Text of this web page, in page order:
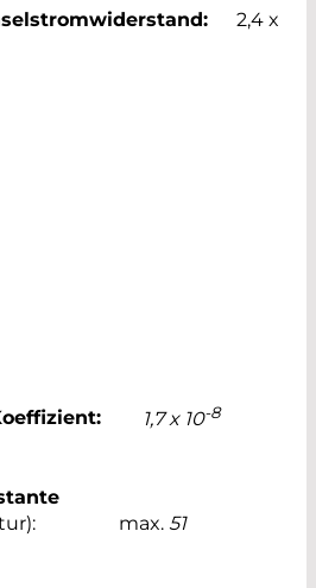
2,4 x
1,7 x 10-8
max. 51